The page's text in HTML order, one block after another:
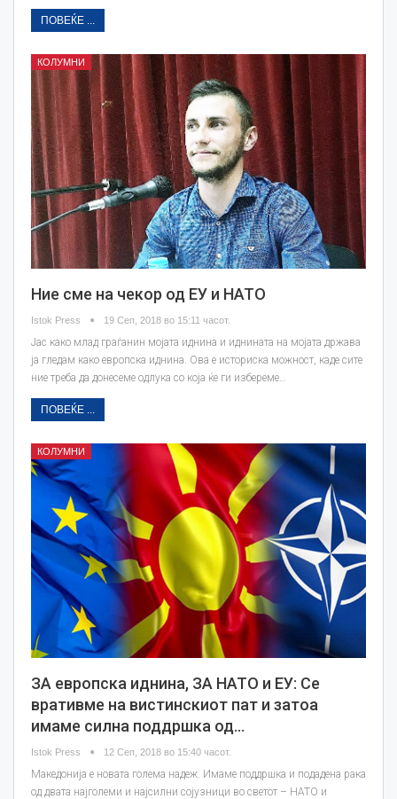
ПОВЕЌЕ ...
КОЛУМНИ
Ние сме на чекор од ЕУ и НАТО
Istok Press 19 Сеп, 2018 во 15:11 часот.
Јас како млад граѓанин мојата иднина и иднината на мојата држава
ја гледам како европска иднина. Ова е историска можност, каде сите
ние треба да донесеме одлука со која ќе ги избереме…
ПОВЕЌЕ ...
КОЛУМНИ
ЗА европска иднина, ЗА НАТО и ЕУ: Се
вративме на вистинскиот пат и затоа
имаме силна поддршка од…
Istok Press 12 Сеп, 2018 во 15:40 часот.
Македонија е новата голема надеж. Имаме поддршка и подадена рака
од двата најголеми и најсилни сојузници во светот – НАТО и